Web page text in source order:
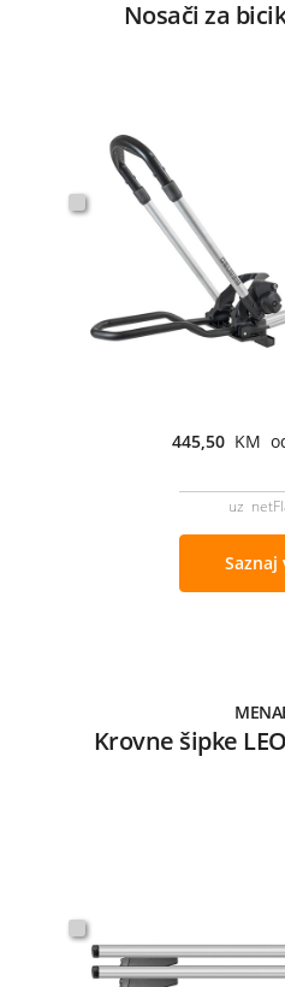
Nosači za
445,50 KM
uz
Saznaj
Krovne šipke